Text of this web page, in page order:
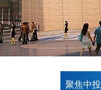
聚焦中投